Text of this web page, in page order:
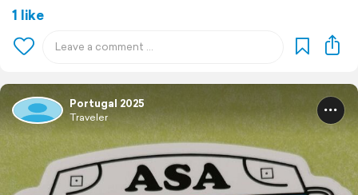
1 like
Portugal 2025
Traveler